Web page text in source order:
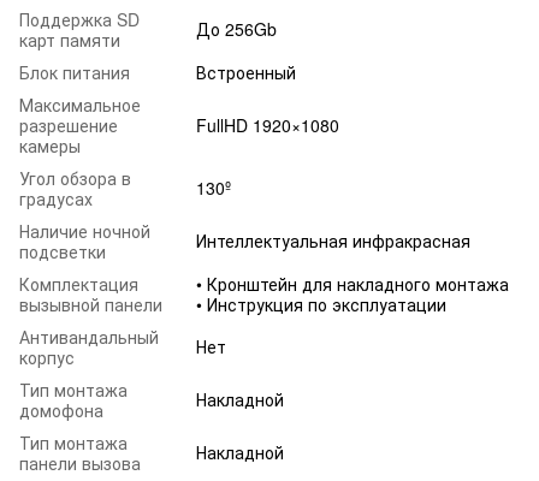
Поддержка SD
карт памяти
До 256Gb
Блок питания
Встроенный
Максимальное
разрешение
камеры
FullHD 1920×1080
Угол обзора в
градусах
130º
Наличие ночной
подсветки
Интеллектуальная инфракрасная
Комплектация
вызывной панели
• Кронштейн для накладного монтажа
• Инструкция по эксплуатации
Антивандальный
корпус
Нет
Тип монтажа
домофона
Накладной
Тип монтажа
панели вызова
Накладной